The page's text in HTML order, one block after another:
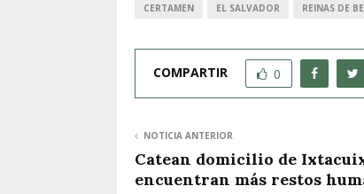
CERTAMEN EL SALVADOR REINAS DE
COMPARTIR 0
NOTICIA ANTERIOR
Catean domicilio de
encuentran más restos